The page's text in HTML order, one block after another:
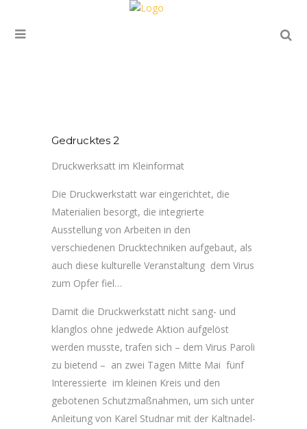
Gedrucktes 2
Druckwerksatt im Kleinformat
Die Druckwerkstatt war eingerichtet, die
Materialien besorgt, die integrierte
Ausstellung von Arbeiten in den
verschiedenen Drucktechniken aufgebaut, als
auch diese kulturelle Veranstaltung dem Virus
zum Opfer fiel…
Damit die Druckwerkstatt nicht sang- und
klanglos ohne jedwede Aktion aufgelöst
werden musste, trafen sich – dem Virus Paroli
zu bietend – an zwei Tagen Mitte Mai fünf
Interessierte im kleinen Kreis und den
gebotenen Schutzmaßnahmen, um sich unter
Anleitung von Karel Studnar mit der Kaltnadel-